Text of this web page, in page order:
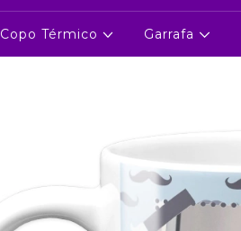
Copo Térmico Garrafa